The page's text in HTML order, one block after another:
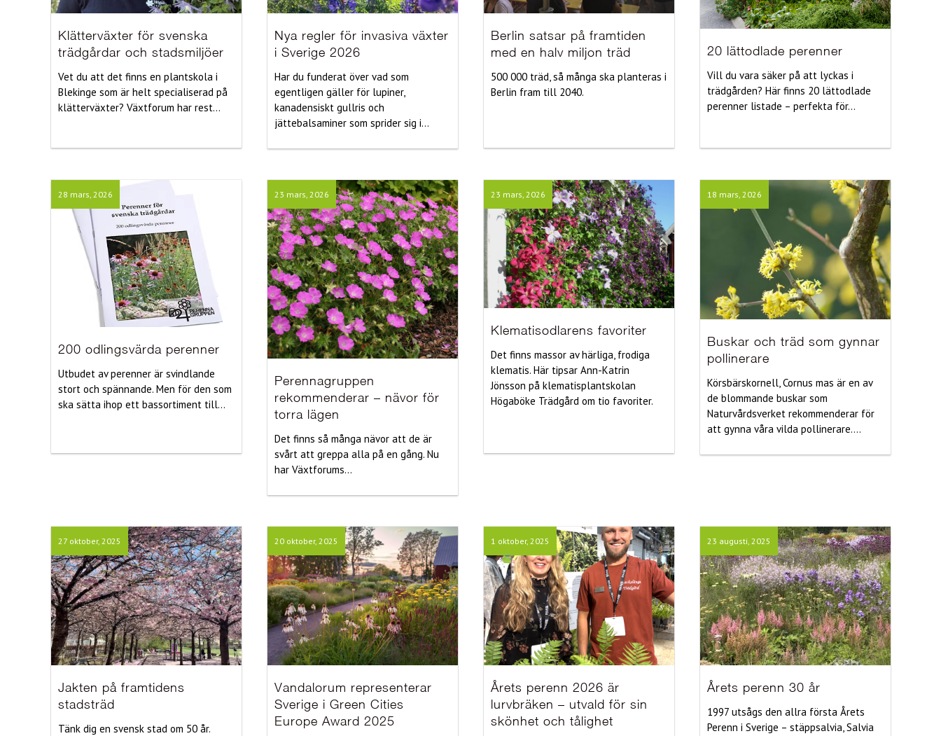
Klätterväxter för svenska
trädgårdar och stadsmiljöer
Vet du att det finns en plantskola i
Blekinge som är helt specialiserad på
klätterväxter? Växtforum har rest...
Nya regler för invasiva växter
i Sverige 2026
Har du funderat över vad som
egentligen gäller för lupiner,
kanadensiskt gullris och
jättebalsaminer som sprider sig i...
Berlin satsar på framtiden
med en halv miljon träd
500 000 träd, så många ska planteras i
Berlin fram till 2040.
20 lättodlade perenner
Vill du vara säker på att lyckas i
trädgården? Här finns 20 lättodlade
perenner listade – perfekta för...
28 mars, 2026
200 odlingsvärda perenner
Utbudet av perenner är svindlande
stort och spännande. Men för den som
ska sätta ihop ett bassortiment till...
23 mars, 2026
Perennagruppen
rekommenderar – nävor för
torra lägen
Det finns så många nävor att de är
svårt att greppa alla på en gång. Nu
har Växtforums...
23 mars, 2026
Klematisodlarens favoriter
Det finns massor av härliga, frodiga
klematis. Här tipsar Ann-Katrin
Jönsson på klematisplantskolan
Högaböke Trädgård om tio favoriter.
18 mars, 2026
Buskar och träd som gynnar
pollinerare
Körsbärskornell, Cornus mas är en av
de blommande buskar som
Naturvårdsverket rekommenderar för
att gynna våra vilda pollinerare....
27 oktober, 2025
Jakten på framtidens
stadsträd
Tänk dig en svensk stad om 50 år.
20 oktober, 2025
Vandalorum representerar
Sverige i Green Cities
Europe Award 2025
1 oktober, 2025
Årets perenn 2026 är
lurvbräken – utvald för sin
skönhet och tålighet
23 augusti, 2025
Årets perenn 30 år
1997 utsågs den allra första Årets
Perenn i Sverige – stäppsalvia, Salvia